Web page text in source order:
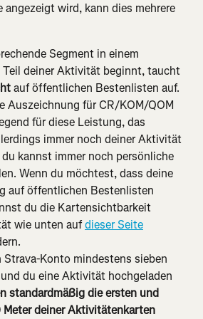
wird, kann dies mehrere
Segment in einem
Teil deiner Aktivität beginnt, taucht
auf öffentlichen Bestenlisten auf.
Auszeichnung für CR/KOM/QOM
für diese Leistung, das
immer noch deiner Aktivität
kannst immer noch persönliche
Wenn du möchtest, dass deine
auf öffentlichen Bestenlisten
du die Kartensichtbarkeit
wie unten auf dieser Seite
Strava-Konto mindestens sieben
du eine Aktivität hochgeladen
standardmäßig die ersten und
deiner Aktivitätenkarten